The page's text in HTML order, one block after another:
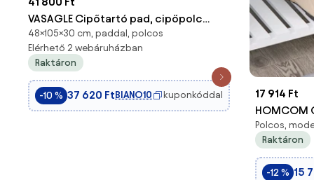
VASAGLE Cipőtartó pad, cipőpolc
ülőfelülettel, 30×105×48 cm,
türkizbarna–szürke
48×105×30 cm, paddal, polcos
Elérhető 2 webáruházban
Raktáron
-10 % 37 620 Ft BIANO10 kuponkóddal
17 914 Ft
HOMCOM
Támaszos
Fehér |
Polcos,
Raktáron
-12 % 15